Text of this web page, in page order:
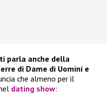
parla anche della
di Dame di Uomini e
che almeno per il
dating show: